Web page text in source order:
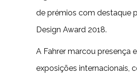
de prémios com destaque
Design Award 2018.
A Fahrer marcou presença
exposições internacionais,